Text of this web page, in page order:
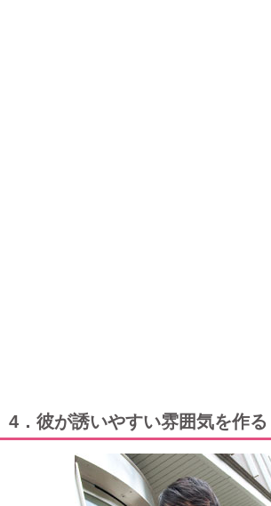
4．彼が誘いやすい雰囲気を作る